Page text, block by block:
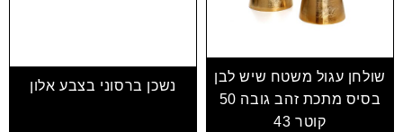
שולחן עגול משטח שיש לבן
בסיס מתכת זהב גובה 50
קוטר 43
נשכן ברסוני בצבע אלון